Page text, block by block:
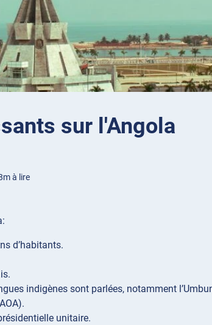
sur l'Angola
à lire
d’habitants.
indigènes sont parlées, notamment
unitaire.